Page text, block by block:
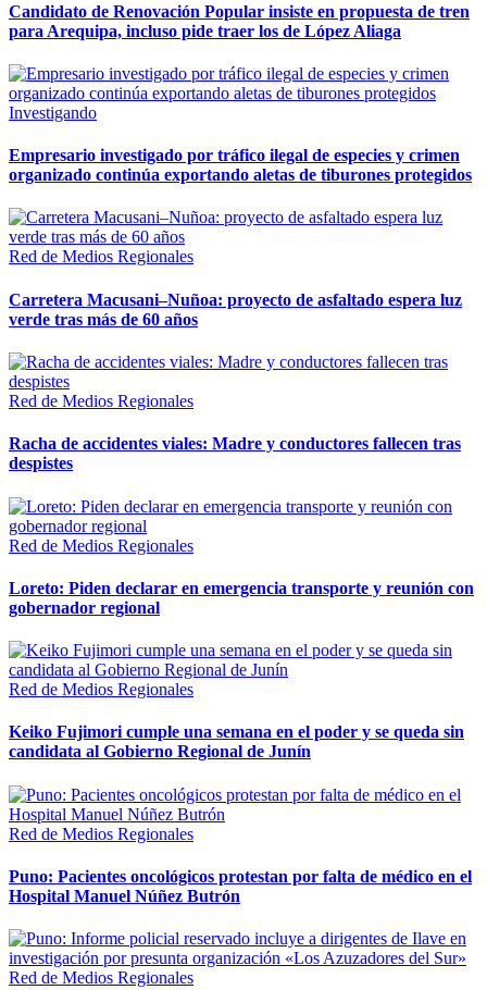
Candidato de Renovación Popular insiste en propuesta de tren
para Arequipa, incluso pide traer los de López Aliaga
Investigando
Empresario investigado por tráfico ilegal de especies y crimen
organizado continúa exportando aletas de tiburones protegidos
Red de Medios Regionales
Carretera Macusani–Nuñoa: proyecto de asfaltado espera luz
verde tras más de 60 años
Red de Medios Regionales
Racha de accidentes viales: Madre y conductores fallecen tras
despistes
Red de Medios Regionales
Loreto: Piden declarar en emergencia transporte y reunión con
gobernador regional
Red de Medios Regionales
Keiko Fujimori cumple una semana en el poder y se queda sin
candidata al Gobierno Regional de Junín
Red de Medios Regionales
Puno: Pacientes oncológicos protestan por falta de médico en el
Hospital Manuel Núñez Butrón
Red de Medios Regionales